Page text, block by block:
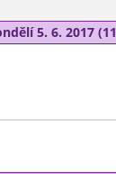
5. 6. 2017